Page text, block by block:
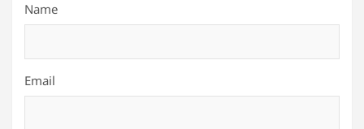
Name
Email